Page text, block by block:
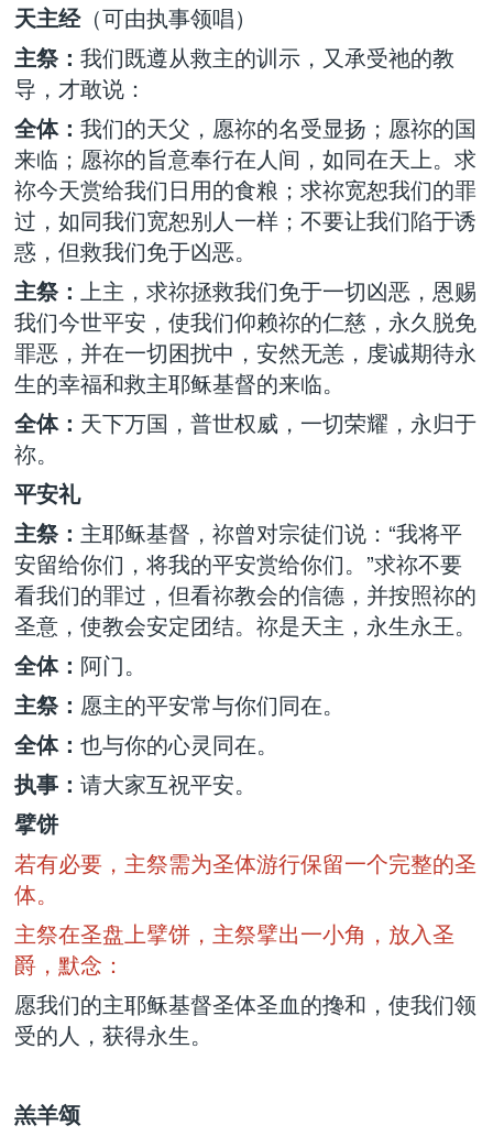
天主经（可由执事领唱）
主祭： 我们既遵从救主的训示，又承受祂的教
导，才敢说：
全体： 我们的天父，愿祢的名受显扬；愿祢的国
来临；愿祢的旨意奉行在人间，如同在天上。求
祢今天赏给我们日用的食粮；求祢宽恕我们的罪
过，如同我们宽恕别人一样；不要让我们陷于诱
惑，但救我们免于凶恶。
主祭： 上主，求祢拯救我们免于一切凶恶，恩赐
我们今世平安，使我们仰赖祢的仁慈，永久脱免
罪恶，并在一切困扰中，安然无恙，虔诚期待永
生的幸福和救主耶稣基督的来临。
全体： 天下万国，普世权威，一切荣耀，永归于
祢。
平安礼
主祭： 主耶稣基督，祢曾对宗徒们说：“我将平
安留给你们，将我的平安赏给你们。”求祢不要
看我们的罪过，但看祢教会的信德，并按照祢的
圣意，使教会安定团结。祢是天主，永生永王。
全体： 阿门。
主祭： 愿主的平安常与你们同在。
全体： 也与你的心灵同在。
执事： 请大家互祝平安。
擘饼
若有必要，主祭需为圣体游行保留一个完整的圣
体。
主祭在圣盘上擘饼，主祭擘出一小角，放入圣
爵，默念：
愿我们的主耶稣基督圣体圣血的搀和，使我们领
受的人，获得永生。
羔羊颂